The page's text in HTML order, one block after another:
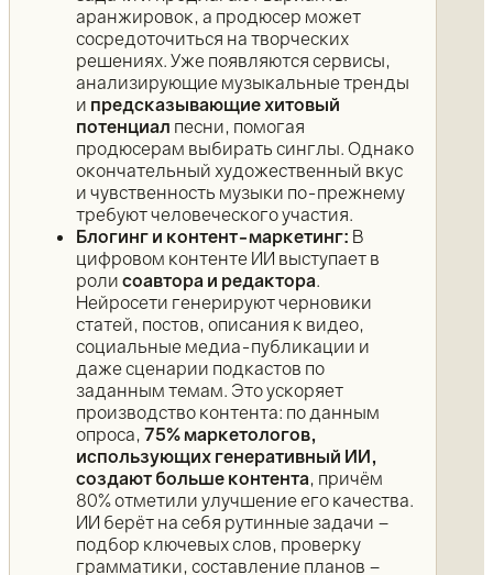
аранжировок, а продюсер может
сосредоточиться на творческих
решениях. Уже появляются сервисы,
анализирующие музыкальные тренды
и предсказывающие хитовый
потенциал песни, помогая
продюсерам выбирать синглы. Однако
окончательный художественный вкус
и чувственность музыки по-прежнему
требуют человеческого участия.
Блогинг и контент-маркетинг: В
цифровом контенте ИИ выступает в
роли соавтора и редактора.
Нейросети генерируют черновики
статей, постов, описания к видео,
социальные медиа-публикации и
даже сценарии подкастов по
заданным темам. Это ускоряет
производство контента: по данным
опроса, 75% маркетологов,
использующих генеративный ИИ,
создают больше контента, причём
80% отметили улучшение его качества.
ИИ берёт на себя рутинные задачи –
подбор ключевых слов, проверку
грамматики, составление планов –